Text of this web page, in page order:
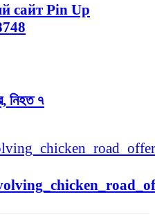
сайт Pin Up
নিহত ৭